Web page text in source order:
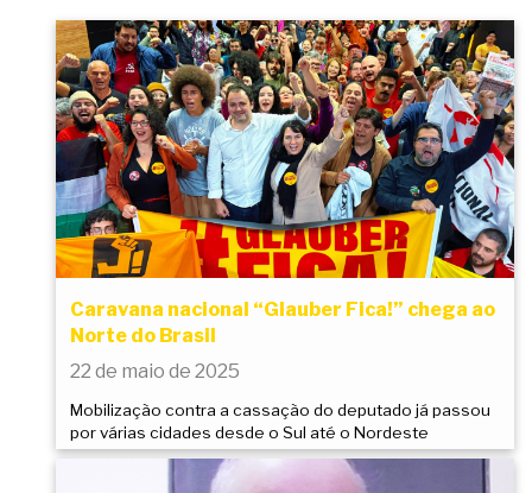
Caravana nacional “Glauber Fica!” chega ao
Norte do Brasil
22 de maio de 2025
Mobilização contra a cassação do deputado já passou
por várias cidades desde o Sul até o Nordeste